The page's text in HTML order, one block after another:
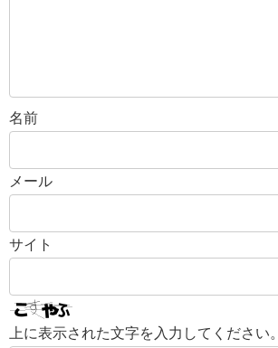
名前
メール
サイト
上に表示された文字を入力してください。